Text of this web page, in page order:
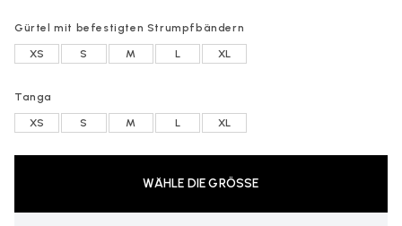
Gürtel mit befestigten Strumpfbändern
XS S M L XL
Tanga
XS S M L XL
WÄHLE DIE GRÖSSE